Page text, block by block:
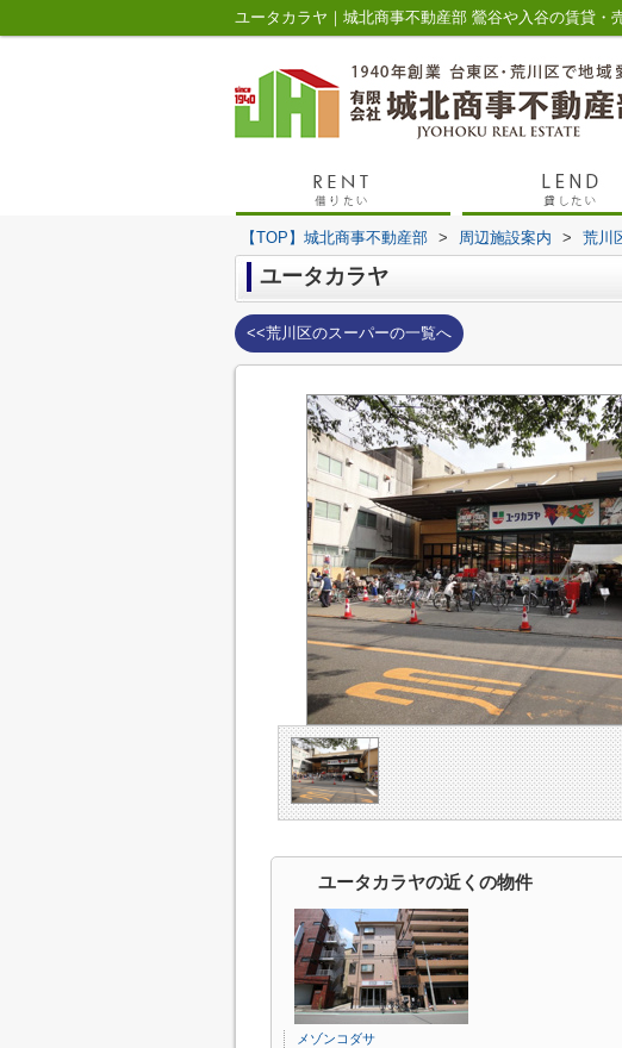
ユータカラヤ｜城北商事不動産部 鶯谷や入谷の賃貸・
【TOP】城北商事不動産部 > 周辺施設案内 > 荒川
ユータカラヤ
<<荒川区のスーパーの一覧へ
ユータカラヤの近くの物件
メゾンコダサ